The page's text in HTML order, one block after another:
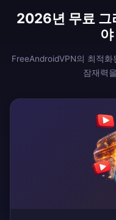
2026년 무료 그
FreeAndroidVPN의 최적
잠재력